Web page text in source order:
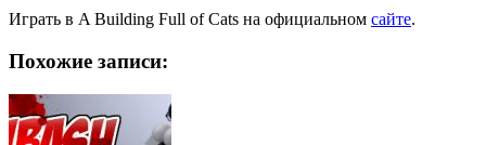
Играть в A Building Full of Cats на официальном сайте.
Похожие записи: